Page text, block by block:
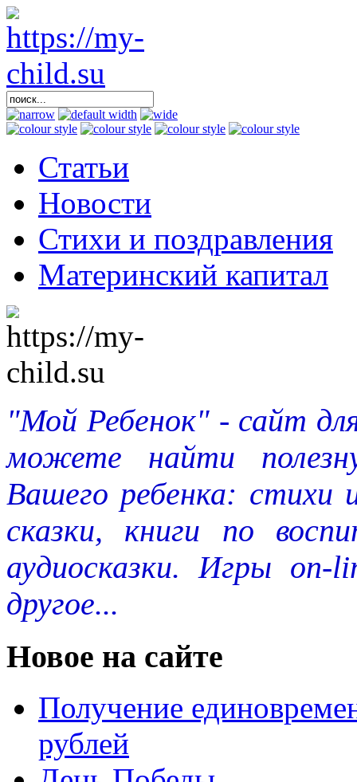
Статьи
Новости
Стихи и поздравления
Материнский капитал
"Мой Ребенок" - сайт
можете найти
Вашего ребенка: стихи
сказки, книги по
аудиосказки. Игры
другое...
Новое на сайте
Получение
рублей